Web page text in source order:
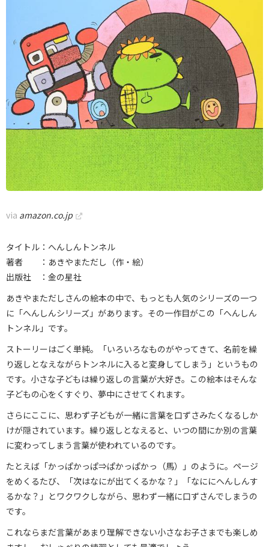
via amazon.co.jp
タイトル：へんしんトンネル
著者 ：あきやまただし（作・絵）
出版社 ：金の星社
あきやまただしさんの絵本の中で、もっとも人気のシリーズの一つ
に「へんしんシリーズ」があります。その一作目がこの「へんしん
トンネル」です。
ストーリーはごく単純。「いろいろなものがやってきて、名前を繰
り返しとなえながらトンネルに入ると変身してしまう」というもの
です。小さな子どもは繰り返しの言葉が大好き。この絵本はそんな
子どもの心をくすぐり、夢中にさせてくれます。
さらにここに、思わず子どもが一緒に言葉を口ずさみたくなるしか
けが隠されています。繰り返しとなえると、いつの間にか別の言葉
に変わってしまう言葉が使われているのです。
たとえば「かっぱかっぱ⇒ぱかっぱかっ（馬）」のように。ページ
をめくるたび、「次はなにが出てくるかな？」「なににへんしんす
るかな？」とワクワクしながら、思わず一緒に口ずさんでしまうの
です。
これならまだ言葉があまり理解できない小さなお子さまでも楽しめ